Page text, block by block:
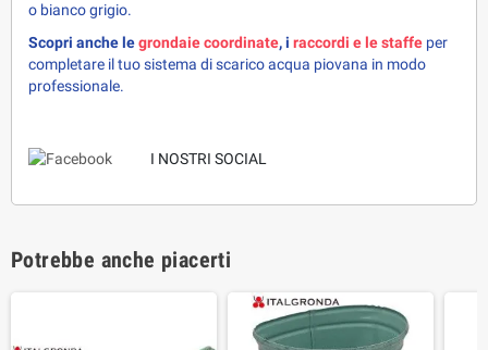
o bianco grigio.
Scopri anche le grondaie coordinate, i raccordi e le staffe per
completare il tuo sistema di scarico acqua piovana in modo
professionale.
I NOSTRI SOCIAL
Potrebbe anche piacerti